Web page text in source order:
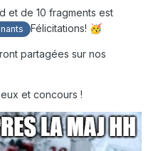
et de 10 fragments est
Félicitations! 🥳
partagées sur nos
et concours !